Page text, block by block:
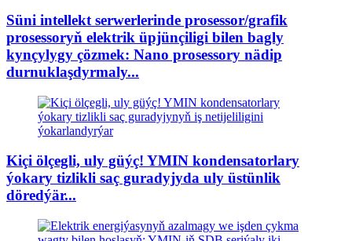
Süni intellekt serwerlerinde prosessor/grafik
prosessoryň elektrik üpjünçiligi bilen bagly
kynçylygy çözmek: Nano prosessory nädip
durnuklaşdyrmaly...
Kiçi ölçegli, uly güýç! YMIN kondensatorlary
ýokary tizlikli saç guradyjyda uly üstünlik
döredýär...